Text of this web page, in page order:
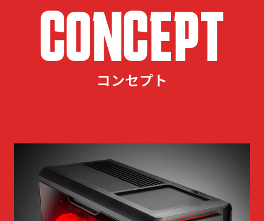
CONCEPT
コンセプト